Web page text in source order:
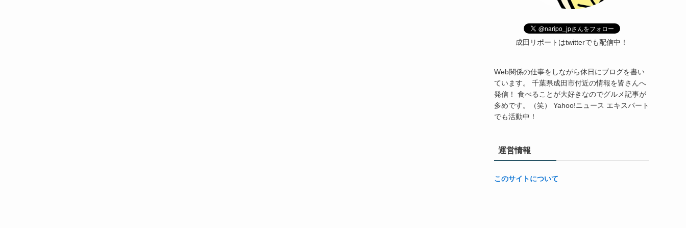
成田リポートはtwitterでも配信中！
Web関係の仕事をしながら休日にブログを書い
ています。 千葉県成田市付近の情報を皆さんへ
発信！ 食べることが大好きなのでグルメ記事が
多めです。（笑） Yahoo!ニュース エキスパート
でも活動中！
運営情報
このサイトについて